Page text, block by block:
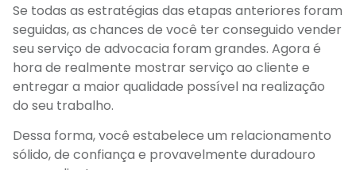
Se todas as estratégias das etapas anteriores foram
seguidas, as chances de você ter conseguido vender
seu serviço de advocacia foram grandes. Agora é
hora de realmente mostrar serviço ao cliente e
entregar a maior qualidade possível na realização
do seu trabalho.
Dessa forma, você estabelece um relacionamento
sólido, de confiança e provavelmente duradouro